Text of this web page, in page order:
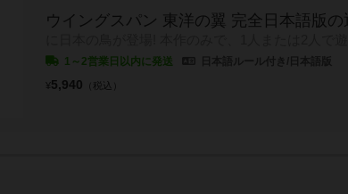
ウイングスパン 東洋の翼 完全日本語版の
1～2営業日以内に発送
¥5,940 （税込）